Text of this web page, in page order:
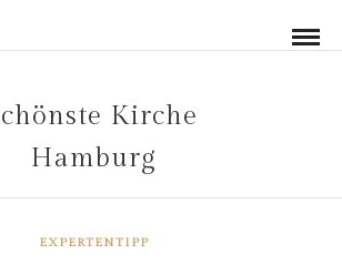
Kirche
Hamburg
EXPERTENTIPP